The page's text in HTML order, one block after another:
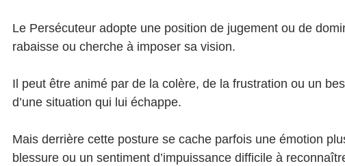
Le Persécuteur adopte une position de jugement ou de
rabaisse ou cherche à imposer sa vision.
Il peut être animé par de la colère, de la frustration ou un
d’une situation qui lui échappe.
Mais derrière cette posture se cache parfois une émotion
blessure ou un sentiment d’impuissance difficile à